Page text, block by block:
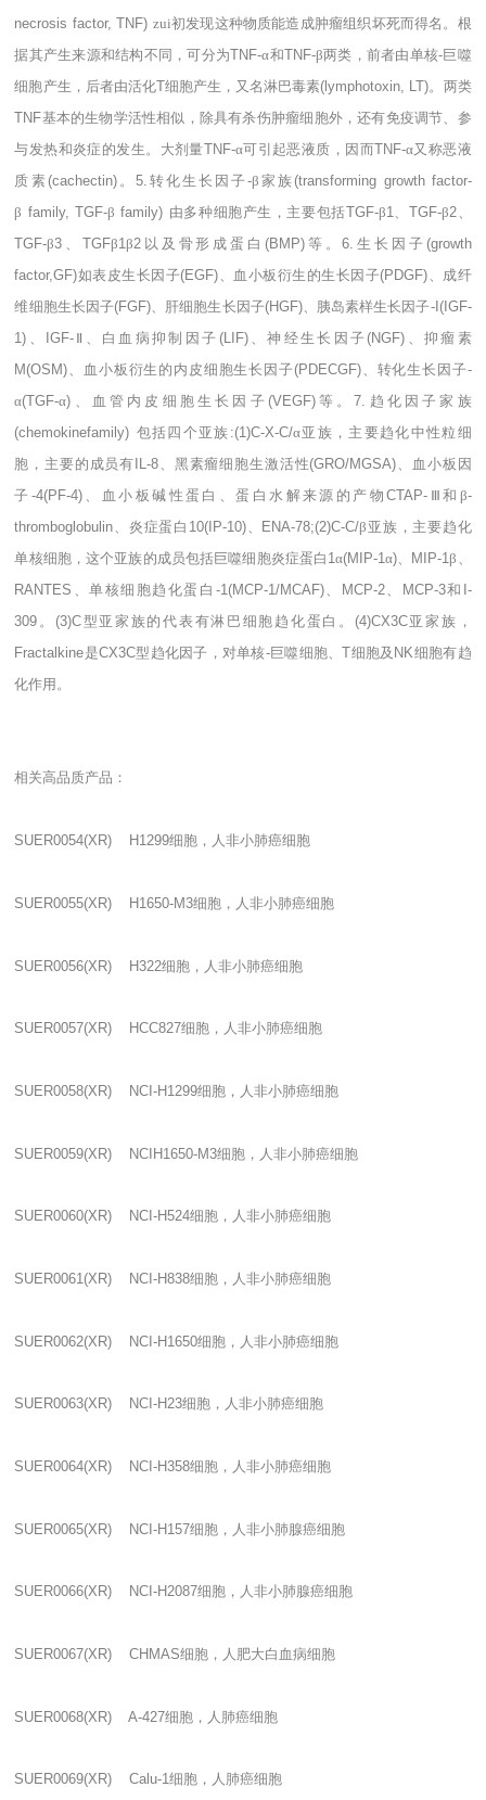
necrosis factor, TNF) zui初发现这种物质能造成肿瘤组织坏死而得名。根
据其产生来源和结构不同，可分为TNF-α和TNF-β两类，前者由单核-巨噬
细胞产生，后者由活化T细胞产生，又名淋巴毒素(lymphotoxin, LT)。两类
TNF基本的生物学活性相似，除具有杀伤肿瘤细胞外，还有免疫调节、参
与发热和炎症的发生。大剂量TNF-α可引起恶液质，因而TNF-α又称恶液
质素 (cachectin)。 5. 转化生长因子-β家族 (transforming growth factor-
β family, TGF-β family) 由多种细胞产生，主要包括TGF-β1、TGF-β2、
TGF-β3 、TGFβ1β2 以及骨形成蛋白 (BMP)等。6. 生长因子 (growth
factor,GF)如表皮生长因子(EGF)、血小板衍生的生长因子(PDGF)、成纤
维细胞生长因子(FGF)、肝细胞生长因子(HGF)、胰岛素样生长因子-I(IGF-
1) 、 IGF- Ⅱ、白血病抑制因子 (LIF)、神经生长因子 (NGF) 、抑瘤素
M(OSM)、血小板衍生的内皮细胞生长因子(PDECGF)、转化生长因子-
α(TGF-α) 、血管内皮细胞生长因子 (VEGF)等。7. 趋化因子家族
(chemokinefamily) 包括四个亚族 :(1)C-X-C/α亚族，主要趋化中性粒细
胞，主要的成员有 IL-8、黑素瘤细胞生激活性(GRO/MGSA)、血小板因
子 -4(PF-4)、血小板碱性蛋白、蛋白水解来源的产物CTAP- Ⅲ和β-
thromboglobulin、炎症蛋白 10(IP-10)、 ENA-78;(2)C-C/β亚族，主要趋化
单核细胞，这个亚族的成员包括巨噬细胞炎症蛋白 1α(MIP-1α)、 MIP-1β、
RANTES 、单核细胞趋化蛋白 -1(MCP-1/MCAF)、 MCP-2、 MCP-3和 I-
309 。 (3)C型亚家族的代表有淋巴细胞趋化蛋白。 (4)CX3C亚家族，
Fractalkine是CX3C型趋化因子，对单核-巨噬细胞、T细胞及 NK细胞有趋
化作用。
相关高品质产品：
SUER0054(XR) H1299细胞，人非小肺癌细胞
SUER0055(XR) H1650-M3细胞，人非小肺癌细胞
SUER0056(XR) H322细胞，人非小肺癌细胞
SUER0057(XR) HCC827细胞，人非小肺癌细胞
SUER0058(XR) NCI-H1299细胞，人非小肺癌细胞
SUER0059(XR) NCIH1650-M3细胞，人非小肺癌细胞
SUER0060(XR) NCI-H524细胞，人非小肺癌细胞
SUER0061(XR) NCI-H838细胞，人非小肺癌细胞
SUER0062(XR) NCI-H1650细胞，人非小肺癌细胞
SUER0063(XR) NCI-H23细胞，人非小肺癌细胞
SUER0064(XR) NCI-H358细胞，人非小肺癌细胞
SUER0065(XR) NCI-H157细胞，人非小肺腺癌细胞
SUER0066(XR) NCI-H2087细胞，人非小肺腺癌细胞
SUER0067(XR) CHMAS细胞，人肥大白血病细胞
SUER0068(XR) A-427细胞，人肺癌细胞
SUER0069(XR) Calu-1细胞，人肺癌细胞